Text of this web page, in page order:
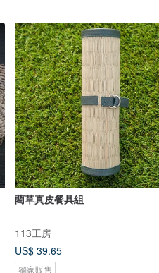
藺草真皮餐具組
113工房
US$ 39.65
獨家販售